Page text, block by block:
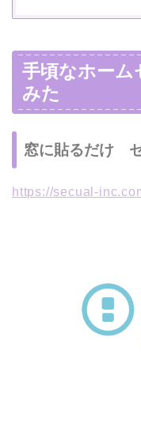
手頃なホーム
みた
窓に貼るだけ
https://secual-